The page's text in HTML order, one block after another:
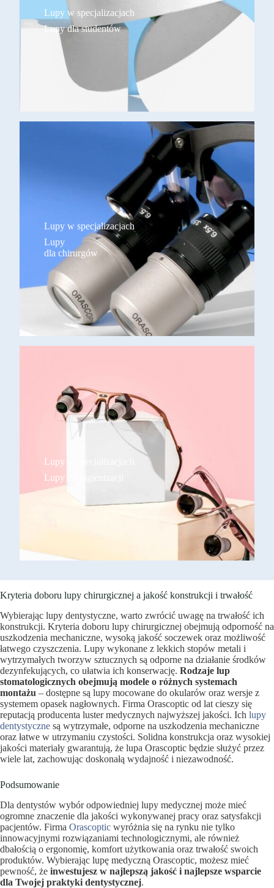
Lupy w specjalizacjach
Lupy dla studentów
Lupy w specjalizacjach
Lupy
dla chirurgów
Lupy w specjalizacjach
Lupy do higienizacji
Kryteria doboru lupy chirurgicznej a jakość konstrukcji i trwałość
Wybierając lupy dentystyczne, warto zwrócić uwagę na trwałość ich
konstrukcji. Kryteria doboru lupy chirurgicznej obejmują odporność na
uszkodzenia mechaniczne, wysoką jakość soczewek oraz możliwość
łatwego czyszczenia. Lupy wykonane z lekkich stopów metali i
wytrzymałych tworzyw sztucznych są odporne na działanie środków
dezynfekujących, co ułatwia ich konserwację. Rodzaje lup
stomatologicznych obejmują modele o różnych systemach
montażu – dostępne są lupy mocowane do okularów oraz wersje z
systemem opasek nagłownych. Firma Orascoptic od lat cieszy się
reputacją producenta luster medycznych najwyższej jakości. Ich lupy
dentystyczne są wytrzymałe, odporne na uszkodzenia mechaniczne
oraz łatwe w utrzymaniu czystości. Solidna konstrukcja oraz wysokiej
jakości materiały gwarantują, że lupa Orascoptic będzie służyć przez
wiele lat, zachowując doskonałą wydajność i niezawodność.
Podsumowanie
Dla dentystów wybór odpowiedniej lupy medycznej może mieć
ogromne znaczenie dla jakości wykonywanej pracy oraz satysfakcji
pacjentów. Firma Orascoptic wyróżnia się na rynku nie tylko
innowacyjnymi rozwiązaniami technologicznymi, ale również
dbałością o ergonomię, komfort użytkowania oraz trwałość swoich
produktów. Wybierając lupę medyczną Orascoptic, możesz mieć
pewność, że inwestujesz w najlepszą jakość i najlepsze wsparcie
dla Twojej praktyki dentystycznej.